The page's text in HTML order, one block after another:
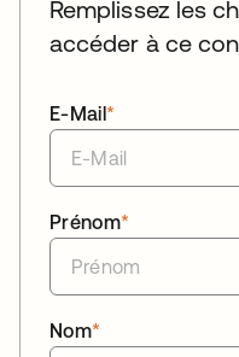
Remplissez les
accéder à ce
*
E-Mail
*
Prénom
*
Nom